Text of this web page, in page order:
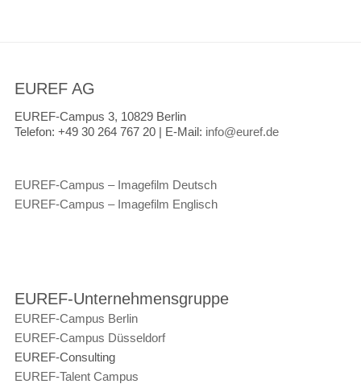
EUREF AG
EUREF-Campus 3, 10829 Berlin
Telefon: +49 30 264 767 20 | E-Mail: info@euref.de
EUREF-Campus – Imagefilm Deutsch
EUREF-Campus – Imagefilm Englisch
EUREF-Unternehmensgruppe
EUREF-Campus Berlin
EUREF-Campus Düsseldorf
EUREF-Consulting
EUREF-Talent Campus